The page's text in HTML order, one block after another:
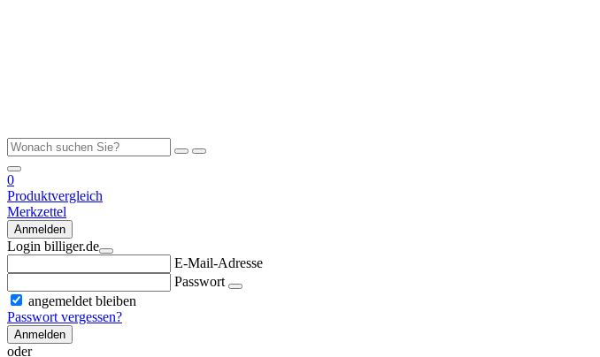
0
Produktvergleich
Merkzettel
Anmelden
Login billiger.de
E-Mail-Adresse
Passwort
angemeldet bleiben
Passwort vergessen?
Anmelden
oder